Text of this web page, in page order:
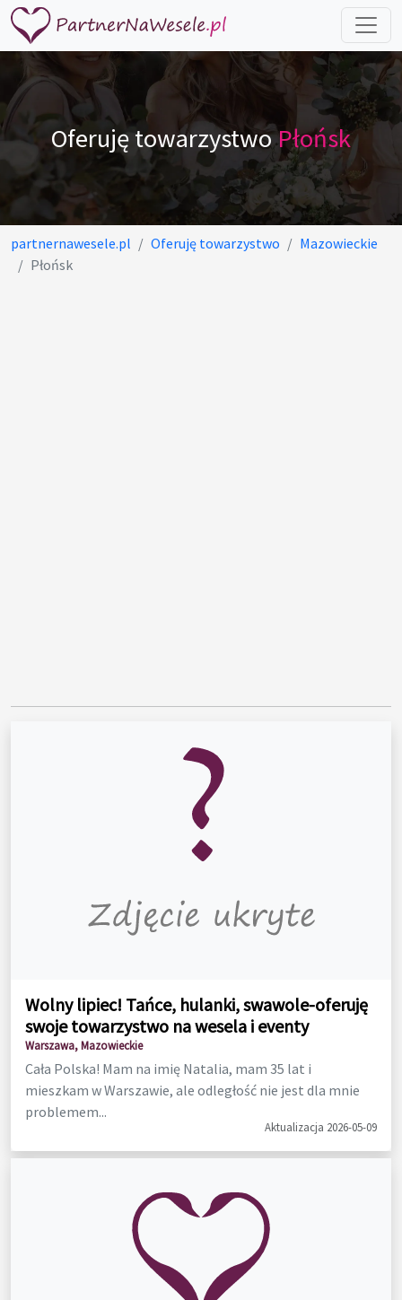
Oferuję towarzystwoPłońsk
partnernawesele.pl Oferuję towarzystwo
Mazowieckie
Płońsk
Wolny lipiec! Tańce, hulanki, swawole-oferuję
swoje towarzystwo na wesela i eventy
Warszawa, Mazowieckie
Cała Polska! Mam na imię Natalia, mam 35 lat i
mieszkam w Warszawie, ale odległość nie jest dla mnie
problemem...
Aktualizacja 2026-05-09